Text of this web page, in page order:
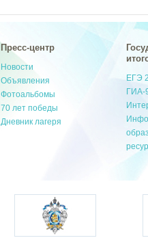
Пресс-центр
Новости
Объявления
Фотоальбомы
70 лет победы
Дневник лагеря
ЕГЭ
ГИА-